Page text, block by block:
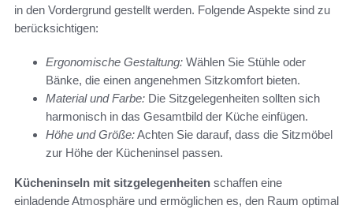
in den Vordergrund gestellt werden. Folgende Aspekte sind zu
berücksichtigen:
Ergonomische Gestaltung: Wählen Sie Stühle oder
Bänke, die einen angenehmen Sitzkomfort bieten.
Material und Farbe: Die Sitzgelegenheiten sollten sich
harmonisch in das Gesamtbild der Küche einfügen.
Höhe und Größe:Achten Sie darauf, dass die Sitzmöbel
zur Höhe der Kücheninsel passen.
Kücheninseln mit sitzgelegenheiten schaffen eine
einladende Atmosphäre und ermöglichen es, den Raum optimal